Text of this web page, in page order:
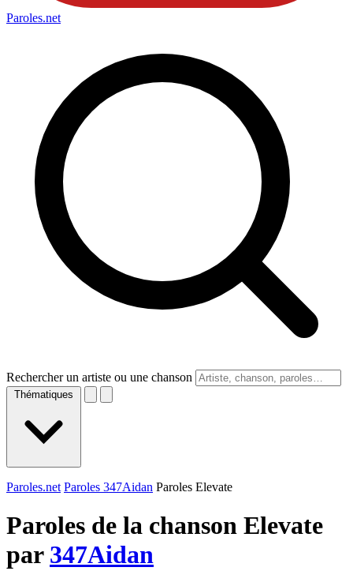
Paroles.net
Rechercher un artiste ou une chanson
Thématiques
Paroles.net Paroles 347Aidan Paroles Elevate
Paroles de la chanson Elevate
par 347Aidan